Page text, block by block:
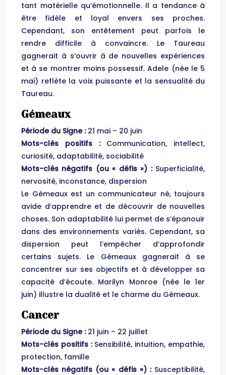
tant matérielle qu’émotionnelle. Il a tendance à
être fidèle et loyal envers ses proches.
Cependant, son entêtement peut parfois le
rendre difficile à convaincre. Le Taureau
gagnerait à s’ouvrir à de nouvelles expériences
et à se montrer moins possessif. Adele (née le 5
mai) reflète la voix puissante et la sensualité du
Taureau.
Gémeaux
Période du Signe : 21 mai – 20 juin
Mots-clés positifs : Communication, intellect,
curiosité, adaptabilité, sociabilité
Mots-clés négatifs (ou « défis ») : Superficialité,
nervosité, inconstance, dispersion
Le Gémeaux est un communicateur né, toujours
avide d’apprendre et de découvrir de nouvelles
choses. Son adaptabilité lui permet de s’épanouir
dans des environnements variés. Cependant, sa
dispersion peut l’empêcher d’approfondir
certains sujets. Le Gémeaux gagnerait à se
concentrer sur ses objectifs et à développer sa
capacité d’écoute. Marilyn Monroe (née le 1er
juin) illustre la dualité et le charme du Gémeaux.
Cancer
Période du Signe : 21 juin – 22 juillet
Mots-clés positifs : Sensibilité, intuition, empathie,
protection, famille
Mots-clés négatifs (ou « défis ») : Susceptibilité,